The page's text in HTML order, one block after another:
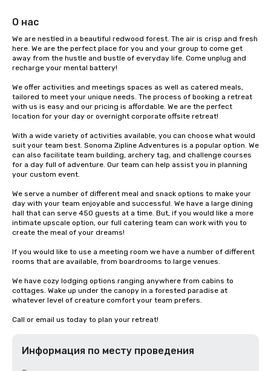
О нас
We are nestled in a beautiful redwood forest. The air is crisp and fresh
here. We are the perfect place for you and your group to come get
away from the hustle and bustle of everyday life. Come unplug and
recharge your mental battery!
We offer activities and meetings spaces as well as catered meals,
tailored to meet your unique needs. The process of booking a retreat
with us is easy and our pricing is affordable. We are the perfect
location for your day or overnight corporate offsite retreat!
With a wide variety of activities available, you can choose what would
suit your team best. Sonoma Zipline Adventures is a popular option. We
can also facilitate team building, archery tag, and challenge courses
for a day full of adventure. Our team can help assist you in planning
your custom event.
We serve a number of different meal and snack options to make your
day with your team enjoyable and successful. We have a large dining
hall that can serve 450 guests at a time. But, if you would like a more
intimate upscale option, our full catering team can work with you to
create the meal of your dreams!
If you would like to use a meeting room we have a number of different
rooms that are available, from boardrooms to large venues.
We have cozy lodging options ranging anywhere from cabins to
cottages. Wake up under the canopy in a forested paradise at
whatever level of creature comfort your team prefers.
Call or email us today to plan your retreat!
Информация по месту проведения